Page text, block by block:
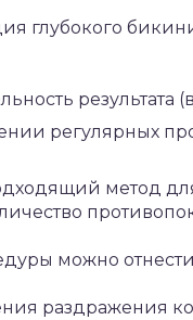
глубокого
результата
регулярных
метод
можно
раздражения